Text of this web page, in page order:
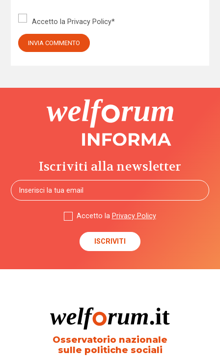
Accetto la Privacy Policy*
Iscriviti alla newsletter
Accetto la Privacy Policy
Osservatorio nazionale
sulle politiche sociali